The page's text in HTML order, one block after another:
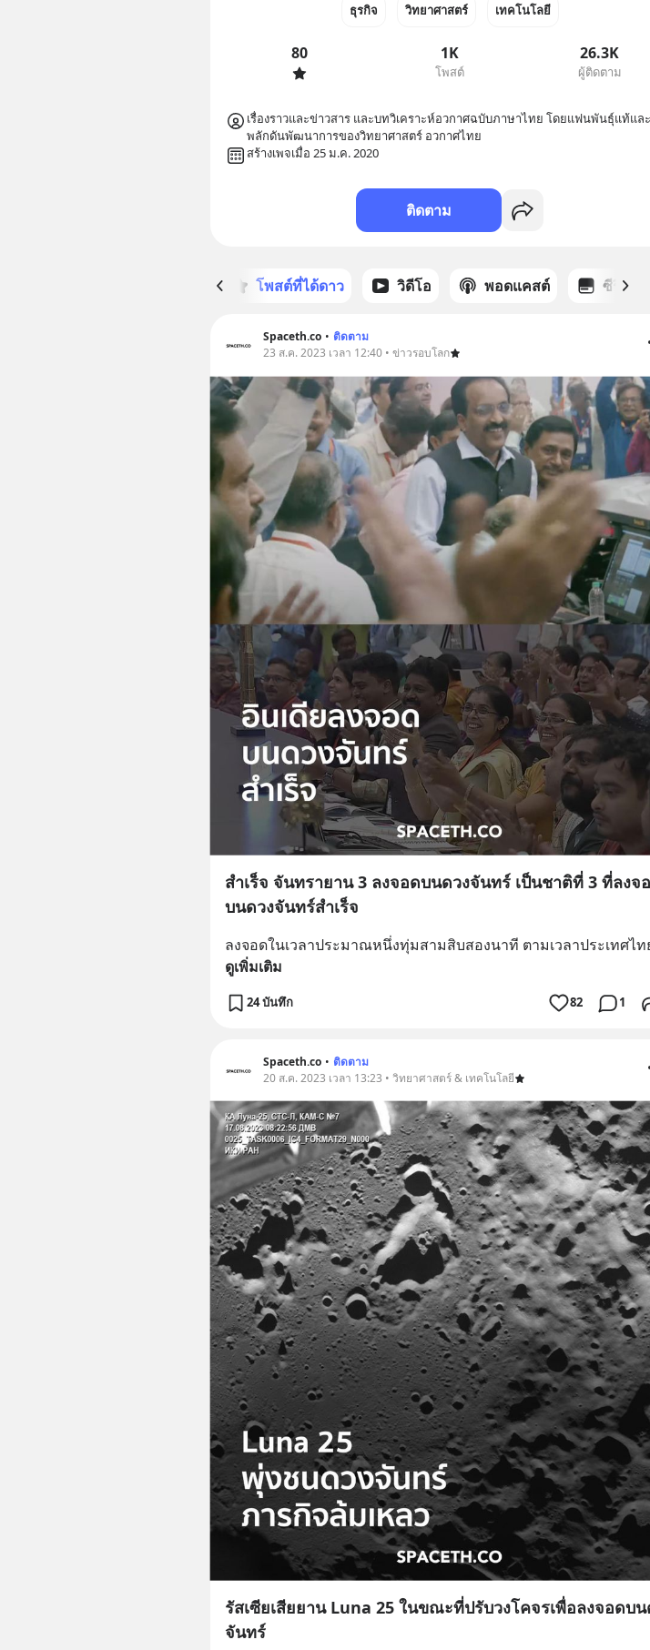
ธุรกิจ วิทยาศาสตร์ เทคโนโลยี
80 1K
โพสต์
26.3K
ผู้ติดตาม
เรื่องราวและข่าวสาร และบทวิเคราะห์อวกาศฉบับภาษาไทย โดยแฟนพันธุ์แท้แล
พลักดันพัฒนาการของวิทยาศาสตร์ อวกาศไทย
สร้างเพจเมื่อ 25 ม.ค. 2020
ติดตาม
โพสต์ที่ได้ดาว วิดีโอ พอดแคสต์ ซีรีส์
Spaceth.co • ติดตาม
23 ส.ค. 2023 เวลา 12:40 • ข่าวรอบโลก
สำเร็จ จันทรายาน 3 ลงจอดบนดวงจันทร์ เป็นชาติที่ 3 ที่ลงจ
บนดวงจันทร์สำเร็จ
ลงจอดในเวลาประมาณ​หนึ่งทุ่มสามสิบสองนาที ตามเวลาประเทศไท
ดูเพิ่มเติม
24 บันทึก 82 1
Spaceth.co • ติดตาม
20 ส.ค. 2023 เวลา 13:23 • วิทยาศาสตร์ & เทคโนโลยี
รัสเซียเสียยาน Luna 25 ในขณะที่ปรับวงโคจรเพื่อลงจอดบน
จันทร์